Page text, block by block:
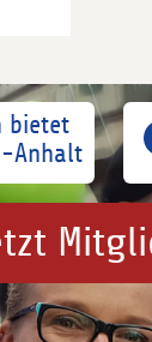
bietet
Anhalt